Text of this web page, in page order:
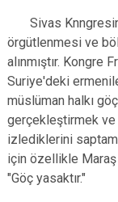
Sivas
örgütlenmesi ve
alınmıştır. Kongre
Suriye'deki
müslüman halkı
gerçekleştirmek ve
izlediklerini
için özellikle
"Göç yasaktır."